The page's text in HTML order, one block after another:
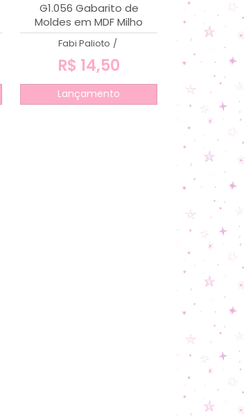
G1.056 Gabarito de
Moldes em MDF Milho
Caixa
Fabi Palioto /
R$ 14,50
Lançamento